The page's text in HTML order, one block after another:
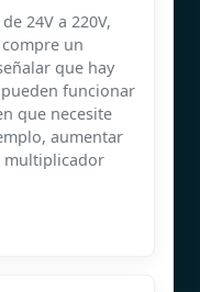
24V a 220V,
un
que hay
funcionar
que necesite
aumentar
multiplicador